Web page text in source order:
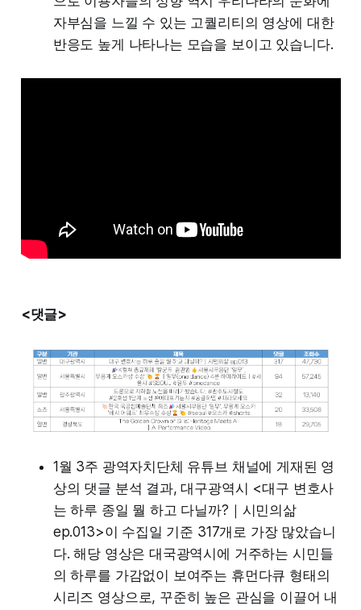
자부심을 느낄 수 있는 고퀄리티의 영상에 대한
반응도 높게 나타나는 모습을 보이고 있습니다.
<댓글>
1월 3주 광역자치단체 유튜브 채널에 게재된 영
상의 댓글 분석 결과, 대구광역시 <대구 변호사
는 하루 종일 뭘 하고 다닐까?｜시민의삶
ep.013>이 수집일 기준 317개로 가장 많았습니
다. 해당 영상은 대국광역시에 거주하는 시민들
의 하루를 가감없이 보여주는 휴먼다큐 형태의
시리즈 영상으로, 꾸준히 높은 관심을 이끌어 내